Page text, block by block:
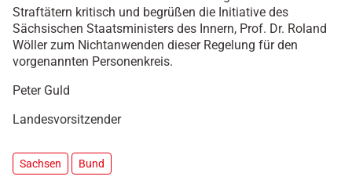
Straftätern kritisch und begrüßen die Initiative des
Sächsischen Staatsministers des Innern, Prof. Dr. Roland
Wöller zum Nichtanwenden dieser Regelung für den
vorgenannten Personenkreis.
Peter Guld
Landesvorsitzender
Sachsen Bund